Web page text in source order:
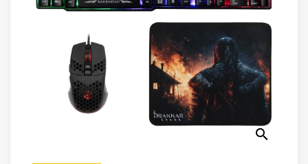
Electroménager
Bureautique
search